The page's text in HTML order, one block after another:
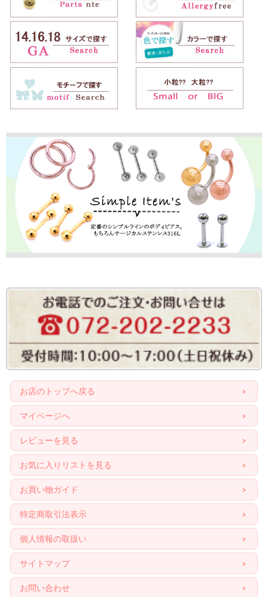
お店のトップへ戻る
マイページへ
レビューを見る
お気に入りリストを見る
お買い物ガイド
特定商取引法表示
個人情報の取扱い
サイトマップ
お問い合わせ